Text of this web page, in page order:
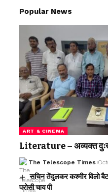
Popular News
ART & CINEMA
Literature – अव्यक्त दुःख
The Telescope Times
सचिन तेंदुलकर कश्मीर विलो
परोसी चाय पी